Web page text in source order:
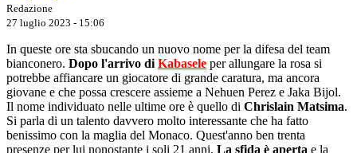
Redazione
27 luglio 2023 - 15:06
In queste ore sta sbucando un nuovo nome per la difesa del team
bianconero. Dopo l'arrivo di Kabasele per allungare la rosa si
potrebbe affiancare un giocatore di grande caratura, ma ancora
giovane e che possa crescere assieme a Nehuen Perez e Jaka Bijol.
Il nome individuato nelle ultime ore è quello di Chrislain Matsima.
Si parla di un talento davvero molto interessante che ha fatto
benissimo con la maglia del Monaco. Quest'anno ben trenta
presenze per lui nonostante i soli 21 anni. La sfida è aperta e la